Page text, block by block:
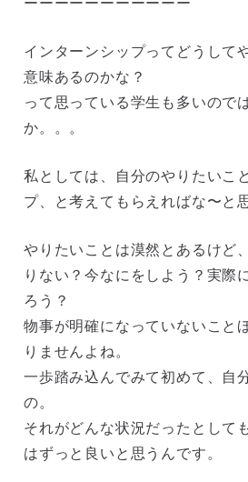
インターンシップってどうして
意味あるのかな？
って思っている学生も多いので
か。。。
私としては、自分のやりたいこ
プ、と考えてもらえればな〜と
やりたいことは漠然とあるけど
りない？今なにをしよう？実際
ろう？
物事が明確になっていないこと
りませんよね。
一歩踏み込んでみて初めて、自
の。
それがどんな状況だったとして
はずっと良いと思うんです。